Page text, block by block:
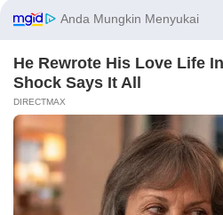
PRIVACY POLICY DISCLAIMER
Melania Trump Moments We Can't
Camera
Before You Go